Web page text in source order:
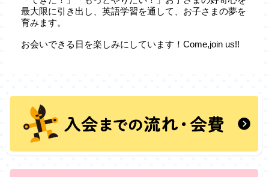
最大限に引き出し、英語学習を通して、お子さまの夢を
育みます。
お会いできる日を楽しみにしています！Come,join us!!